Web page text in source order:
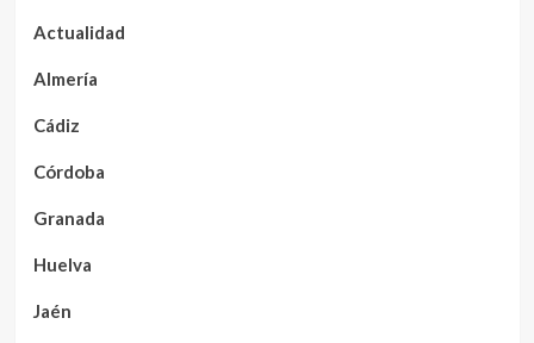
Actualidad
Almería
Cádiz
Córdoba
Granada
Huelva
Jaén